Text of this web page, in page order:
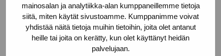
mainosalan ja analytiikka-alan kumppaneillemme tietoja
siitä, miten käytät sivustoamme. Kumppanimme voivat
yhdistää näitä tietoja muihin tietoihin, joita olet antanut
heille tai joita on kerätty, kun olet käyttänyt heidän
palvelujaan.
proartibus@proartibus.fi
+358 (0)50 371 6339